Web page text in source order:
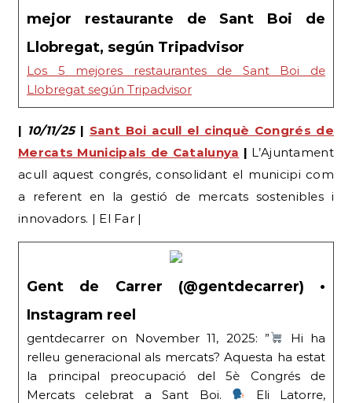
mejor restaurante de Sant Boi de
Llobregat, según Tripadvisor
Los 5 mejores restaurantes de Sant Boi de
Llobregat según Tripadvisor
| 10/11/25| Sant Boi acull el cinquè Congrés de
Mercats Municipals de Catalunya | L’Ajuntament
acull aquest congrés, consolidant el municipi com
a referent en la gestió de mercats sostenibles i
innovadors. | El Far |
Gent de Carrer (@gentdecarrer) •
Instagram reel
gentdecarrer on November 11, 2025: ”
Hi ha
relleu generacional als mercats? Aquesta ha estat
la principal preocupació del 5è Congrés de
Mercats celebrat a Sant Boi.
Eli Latorre,